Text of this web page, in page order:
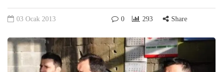
03 Ocak 2013 0 293 Share